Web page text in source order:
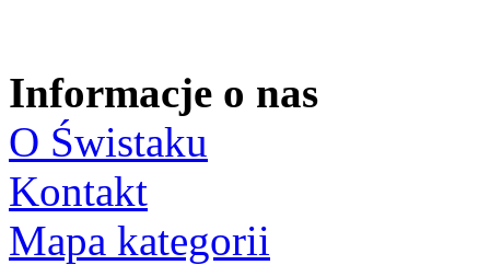
Informacje o nas
O Świstaku
Kontakt
Mapa kategorii